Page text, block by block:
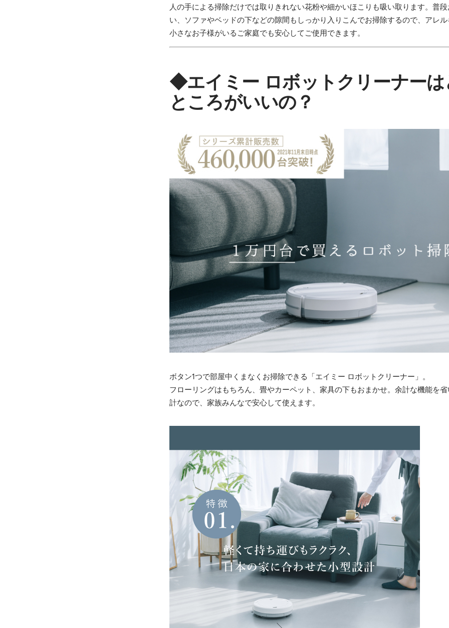
人の手による掃除だけでは取りきれない花粉や細かいほこりも吸い取ります。普
い、ソファやベッドの下などの隙間もしっかり入りこんでお掃除するので、アレ
小さなお子様がいるご家庭でも安心してご使用できます。
◆エイミー ロボットクリーナー
ところがいいの？
ボタン1つで部屋中くまなくお掃除できる「エイミー ロボットクリーナー」。
フローリングはもちろん、畳やカーペット、家具の下もおまかせ。余計な機能を
計なので、家族みんなで安心して使えます。